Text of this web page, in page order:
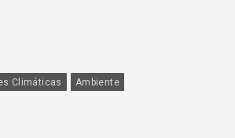
Climáticas Ambiente